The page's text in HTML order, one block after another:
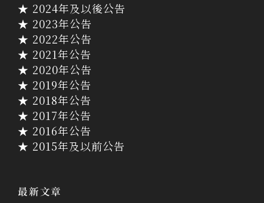
★ 2024年及以後公告
★ 2023年公告
★ 2022年公告
★ 2021年公告
★ 2020年公告
★ 2019年公告
★ 2018年公告
★ 2017年公告
★ 2016年公告
★ 2015年及以前公告
最新文章